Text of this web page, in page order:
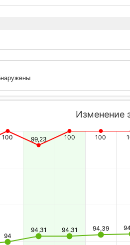
Изменение
94
94,31 94,31 94,39
100 99,23 100 100